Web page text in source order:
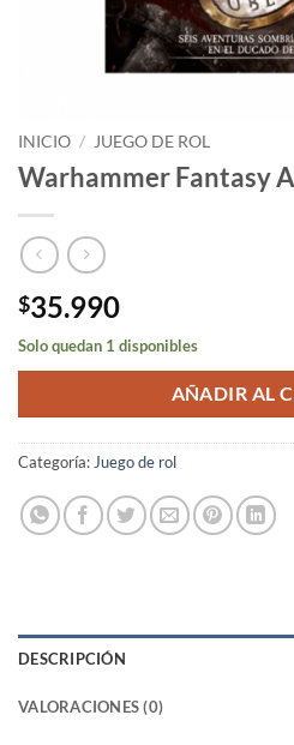
INICIO / JUEGO DE ROL
Warhammer Fantasy
$35.990
Solo quedan 1 disponibles
AÑADIR AL
Categoría: Juego de rol
DESCRIPCIÓN
VALORACIONES (0)